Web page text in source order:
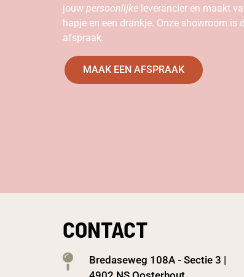
jouw persoonlijke leverancier en maakt
hapje en een drankje. Onze showroom is
afspraak.
MAAK EEN AFSPRAAK
CONTACT
Bredaseweg 108A - Sectie 3 |